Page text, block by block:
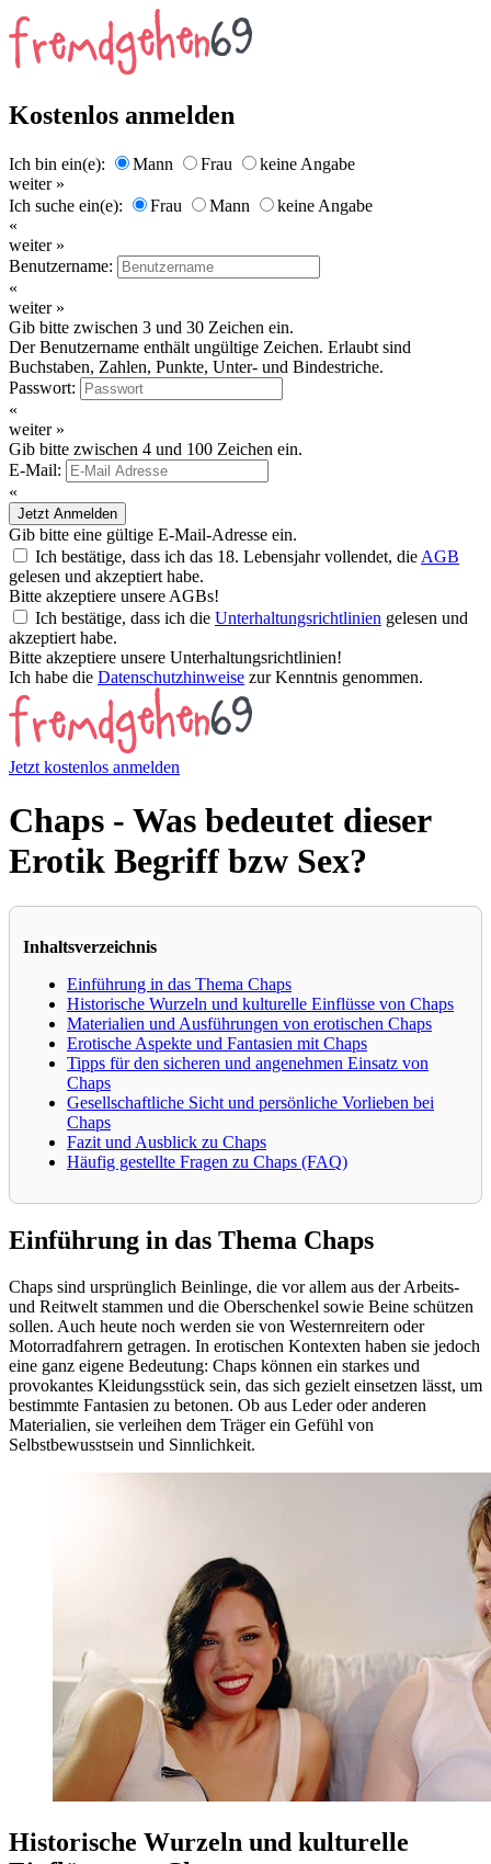
Kostenlos anmelden
Ich bin ein(e): Mann Frau
keine Angabe
weiter »
Ich suche ein(e):
Frau Mann
keine Angabe
«
weiter »
Benutzername:
«
weiter »
Gib bitte zwischen 3 und 30 Zeichen ein.
Der Benutzername enthält ungültige Zeichen. Erlaubt sind
Buchstaben, Zahlen, Punkte, Unter- und Bindestriche.
Passwort:
«
weiter »
Gib bitte zwischen 4 und 100 Zeichen ein.
E-Mail:
«
Jetzt Anmelden
Gib bitte eine gültige E-Mail-Adresse ein.
Ich bestätige, dass ich das 18. Lebensjahr vollendet, die AGB
gelesen und akzeptiert habe.
Bitte akzeptiere unsere AGBs!
Ich bestätige, dass ich die Unterhaltungsrichtlinien gelesen und
akzeptiert habe.
Bitte akzeptiere unsere Unterhaltungsrichtlinien!
Ich habe die Datenschutzhinweise zur Kenntnis genommen.
Jetzt kostenlos anmelden
Chaps - Was bedeutet dieser
Erotik Begriff bzw Sex?
Inhaltsverzeichnis
Einführung in das Thema Chaps
Historische Wurzeln und kulturelle Einflüsse von Chaps
Materialien und Ausführungen von erotischen Chaps
Erotische Aspekte und Fantasien mit Chaps
Tipps für den sicheren und angenehmen Einsatz von
Chaps
Gesellschaftliche Sicht und persönliche Vorlieben bei
Chaps
Fazit und Ausblick zu Chaps
Häufig gestellte Fragen zu Chaps (FAQ)
Einführung in das Thema Chaps
Chaps sind ursprünglich Beinlinge, die vor allem aus der Arbeits-
und Reitwelt stammen und die Oberschenkel sowie Beine schützen
sollen. Auch heute noch werden sie von Westernreitern oder
Motorradfahrern getragen. In erotischen Kontexten haben sie jedoch
eine ganz eigene Bedeutung: Chaps können ein starkes und
provokantes Kleidungsstück sein, das sich gezielt einsetzen lässt, um
bestimmte Fantasien zu betonen. Ob aus Leder oder anderen
Materialien, sie verleihen dem Träger ein Gefühl von
Selbstbewusstsein und Sinnlichkeit.
Historische Wurzeln und kulturelle